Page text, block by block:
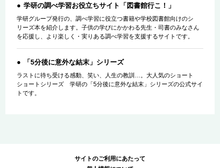
学研の調べ学習お役立ちサイト「図書館行こ！」
学研グループ発行の、調べ学習に役立つ書籍や学校図書館向けのシ
リーズ本を紹介します。子供の学びにかかわる先生・司書のみなさん
を応援し、より楽しく・実りある調べ学習を支援するサイトです。
「5分後に意外な結末」シリーズ
ラストに待ち受ける感動、笑い、人生の教訓…。大人気のショート
ショートシリーズ 学研の「5分後に意外な結末」シリーズの公式サイ
トです。
サイトのご利用にあたって